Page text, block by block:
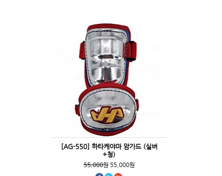
[AG-550] 하타케야마 암가드 (실버
+청)
55,000원55,000원